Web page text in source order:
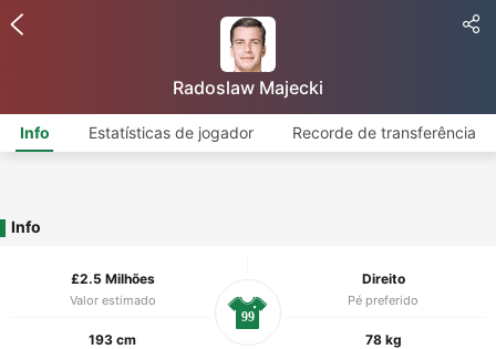
Radoslaw Majecki
Info Estatísticas de jogador Recorde de transferência
Info
£2.5 Milhões
Valor estimado
Direito
Pé preferido
193 cm 78 kg
99